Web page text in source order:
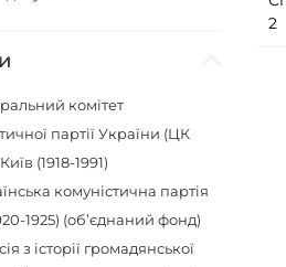
комітет
партії України (ЦК
(1918-1991)
комуністична партія
1925) (об’єднаний фонд)
з історії громадянської
2